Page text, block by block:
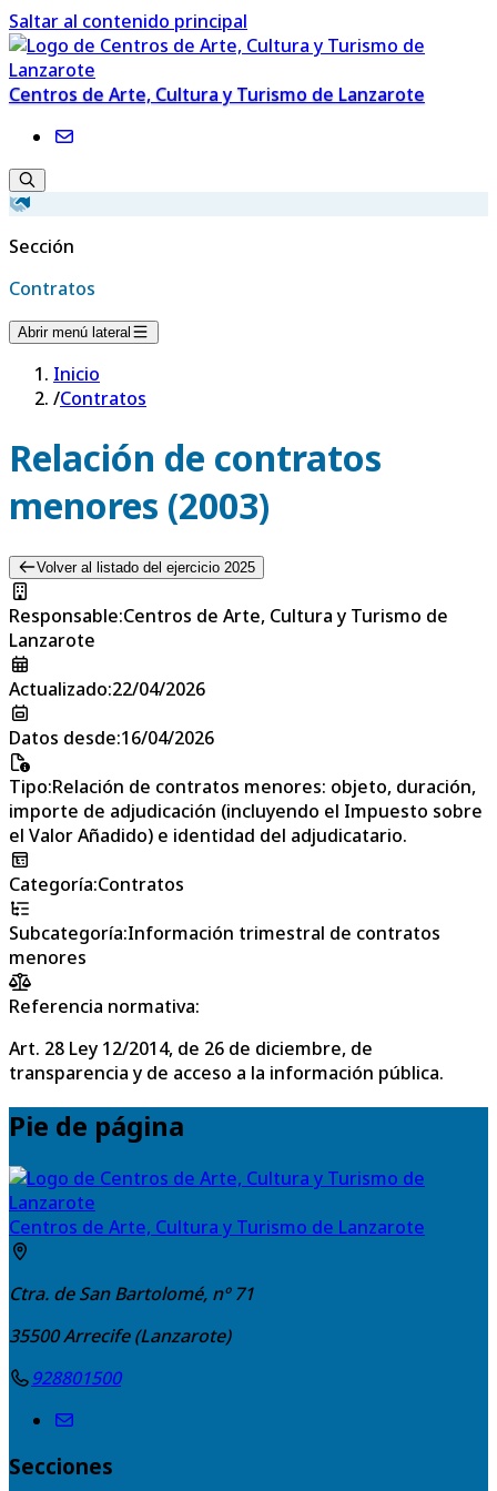
Saltar al contenido principal
Centros de Arte, Cultura y Turismo de Lanzarote
Sección
Contratos
Abrir menú lateral
Inicio
/Contratos
Relación de contratos
menores (2003)
Volver al listado del ejercicio 2025
Responsable:Centros de Arte, Cultura y Turismo de
Lanzarote
Actualizado:22/04/2026
Datos desde:16/04/2026
Tipo:Relación de contratos menores: objeto, duración,
importe de adjudicación (incluyendo el Impuesto sobre
el Valor Añadido) e identidad del adjudicatario.
Categoría:Contratos
Subcategoría:Información trimestral de contratos
menores
Referencia normativa:
Art. 28 Ley 12/2014, de 26 de diciembre, de
transparencia y de acceso a la información pública.
Pie de página
Centros de Arte, Cultura y Turismo de Lanzarote
Ctra. de San Bartolomé, nº 71
35500Arrecife (Lanzarote)
928801500
Secciones